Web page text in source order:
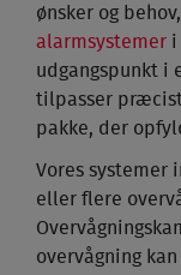
ønsker og
alarmsystemer i
udgangspunkt i
tilpasser
pakke, der
Vores systemer
eller flere
overvågning